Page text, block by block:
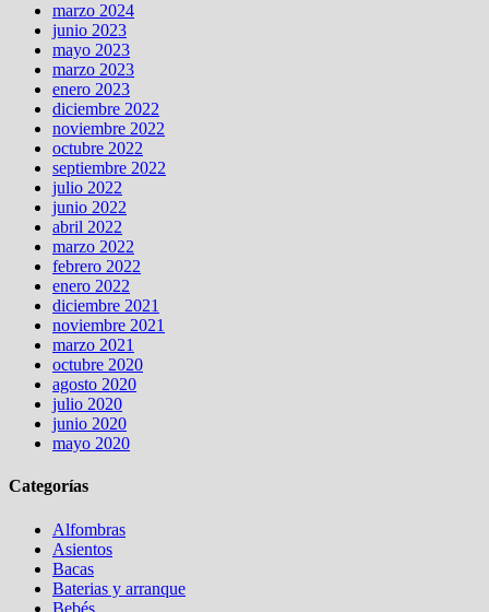
marzo 2024
junio 2023
mayo 2023
marzo 2023
enero 2023
diciembre 2022
noviembre 2022
octubre 2022
septiembre 2022
julio 2022
junio 2022
abril 2022
marzo 2022
febrero 2022
enero 2022
diciembre 2021
noviembre 2021
marzo 2021
octubre 2020
agosto 2020
julio 2020
junio 2020
mayo 2020
Categorías
Alfombras
Asientos
Bacas
Baterias y arranque
Bebés